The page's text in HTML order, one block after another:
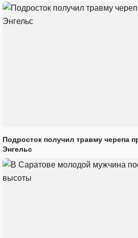
Подросток получил травму черепа
Энгельс